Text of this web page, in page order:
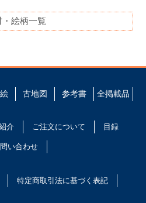
・絵柄一覧
古地図 参考書 全掲載品
介 ご注文について 目録
い合わせ
特定商取引法に基づく表記